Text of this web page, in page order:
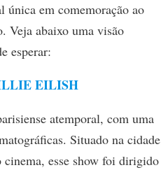
única em comemoração ao
Veja abaixo uma visão
esperar:
EILISH
atemporal, com uma
Situado na cidade
esse show foi dirigido